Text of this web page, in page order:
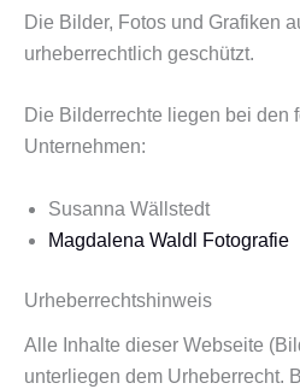
Die Bilder, Fotos und Grafiken
urheberrechtlich geschützt.
Die Bilderrechte liegen bei den
Unternehmen:
Susanna Wällstedt
Magdalena Waldl Fotografie
Urheberrechtshinweis
Alle Inhalte dieser Webseite
unterliegen dem Urheberrecht.